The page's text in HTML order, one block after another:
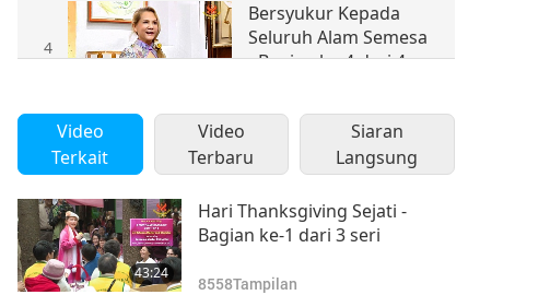
4
Bersyukur Kepada
Seluruh Alam Semesa
- Bagian ke-4 dari 4
Video
Terkait
Video
Terbaru
Siaran
Langsung
43:24
Hari Thanksgiving Sejati -
Bagian ke-1 dari 3 seri
8558Tampilan